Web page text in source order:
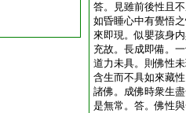
答。見雖前後性且
如昏睡心中有覺悟
來即現。似嬰孩身
充故。長成即備。
道力未具。則佛性
含生而不具如來藏
諸佛。成佛時衆生
是無常。答。佛性